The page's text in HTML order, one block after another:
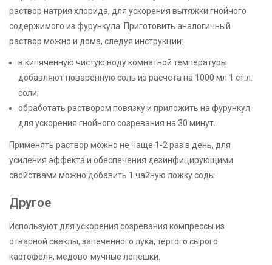
раствор натрия хлорида, для ускорения вытяжки гнойного
содержимого из фурункула. Приготовить аналогичный
раствор можно и дома, следуя инструкции:
в кипяченную чистую воду комнатной температуры
добавляют поваренную соль из расчета на 1000 мл 1 ст.л.
соли;
обработать раствором повязку и приложить на фурункул
для ускорения гнойного созревания на 30 минут.
Применять раствор можно не чаще 1-2 раз в день, для
усиления эффекта и обеспечения дезинфицирующими
свойствами можно добавить 1 чайную ложку соды.
Другое
Используют для ускорения созревания компрессы из
отварной свеклы, запеченного лука, тертого сырого
картофеля, медово-мучные лепешки.